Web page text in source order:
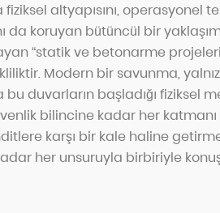
fiziksel altyapısını, operasyonel
da koruyan bütüncül bir
“statik ve betonarme
Modern bir savunma,
duvarların başladığı fiziksel
bilincine kadar her katmanı
karşı bir kale haline
her unsuruyla birbiriyle